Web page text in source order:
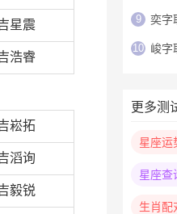
星震
浩睿
崧拓
滔询
毅锐
9 奕字
10 峻字
更多测
星座运
星座查
生肖配